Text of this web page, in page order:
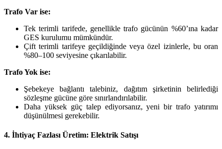
Trafo Var ise:
Tek terimli tarifede, genellikle trafo gücünün %60’ına kadar
GES kurulumu mümkündür.
Çift terimli tarifeye geçildiğinde veya özel izinlerle, bu oran
%80–100 seviyesine çıkarılabilir.
Trafo Yok ise:
Şebekeye bağlantı talebiniz, dağıtım şirketinin belirlediği
sözleşme gücüne göre sınırlandırılabilir.
Daha yüksek güç talep ediyorsanız, yeni bir trafo yatırımı
düşünülmesi gerekebilir.
4. İhtiyaç Fazlası Üretim: Elektrik Satışı